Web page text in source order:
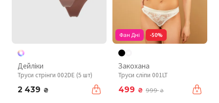
Дейліки
Труси стрінги 002DE (5 шт)
2 439 ₴
Фан Дні -50%
Закохана
Труси сліпи 001LT
499 ₴ 999₴